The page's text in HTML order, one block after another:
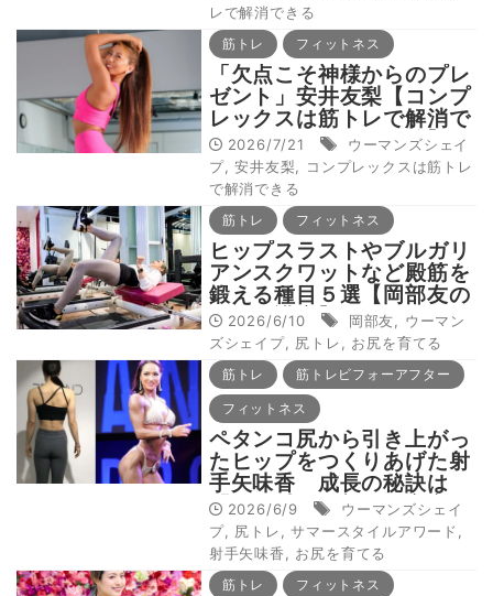
レで解消できる
筋トレ フィットネス
「欠点こそ神様からのプレ
ゼント」安井友梨【コンプ
レックスは筋トレで解消で
きる：メンタルケア編】
2026/7/21
ウーマンズシェイ
プ,安井友梨
コンプレックスは筋トレ
で解消できる
筋トレ フィットネス
ヒップスラストやブルガリ
アンスクワットなど殿筋を
鍛える種目５選【岡部友の
尻トレ講座】
2026/6/10 岡部友
ウーマン
ズシェイプ, 尻トレ お尻を育てる
筋トレ 筋トレビフォーアフター
フィットネス
ペタンコ尻から引き上がっ
たヒップをつくりあげた射
手矢味香 成長の秘訣は
「お尻以外の部位の安定」
【お尻のビフォーアフター
❷】
2026/6/9
ウーマンズシェイ
プ, 尻トレ ,サマースタイルアワード
射手矢味香
お尻を育てる
筋トレ フィットネス